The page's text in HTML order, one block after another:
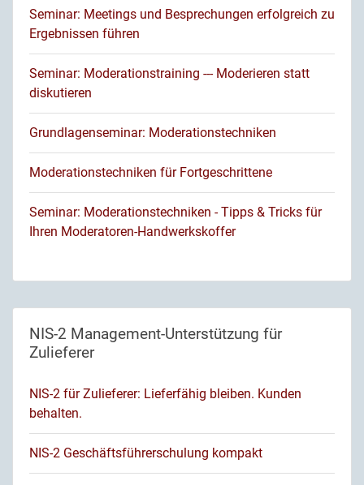
Seminar: Meetings und Besprechungen erfolgreich zu
Ergebnissen führen
Seminar: Moderationstraining --- Moderieren statt
diskutieren
Grundlagenseminar: Moderationstechniken
Moderationstechniken für Fortgeschrittene
Seminar: Moderationstechniken - Tipps & Tricks für
Ihren Moderatoren-Handwerkskoffer
NIS-2 Management-Unterstützung für
Zulieferer
NIS-2 für Zulieferer: Lieferfähig bleiben. Kunden
behalten.
NIS-2 Geschäftsführerschulung kompakt